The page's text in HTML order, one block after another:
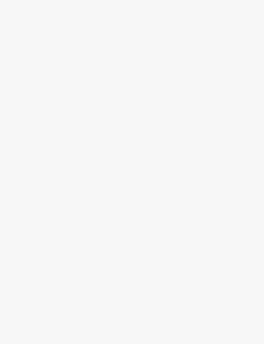
La vente d’Urbaser, la
espagnol de BTP
.
acheteur a versé une
pour assurer le
l’opération, indique
économiques.
concurrence a été
a un mois pour
acheteur est constitué
Investments, créée à
par la holding Zhan